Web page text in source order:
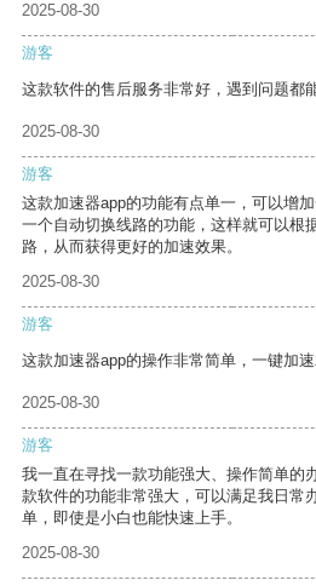
2025-08-30
游客
这款软件的售后服务非常好，遇到问题都
2025-08-30
游客
这款加速器app的功能有点单一，可以增
一个自动切换线路的功能，这样就可以根
路，从而获得更好的加速效果。
2025-08-30
游客
这款加速器app的操作非常简单，一键加速
2025-08-30
游客
我一直在寻找一款功能强大、操作简单的
款软件的功能非常强大，可以满足我日常
单，即使是小白也能快速上手。
2025-08-30